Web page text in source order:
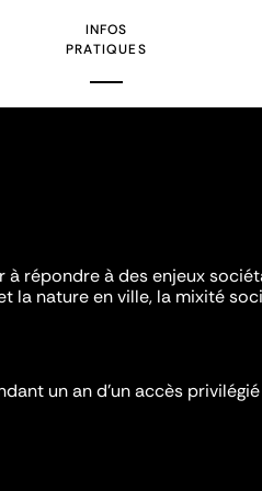
INFOS
PRATIQUES
répondre à des enjeux
la nature en ville, la mixité
un an d’un accès